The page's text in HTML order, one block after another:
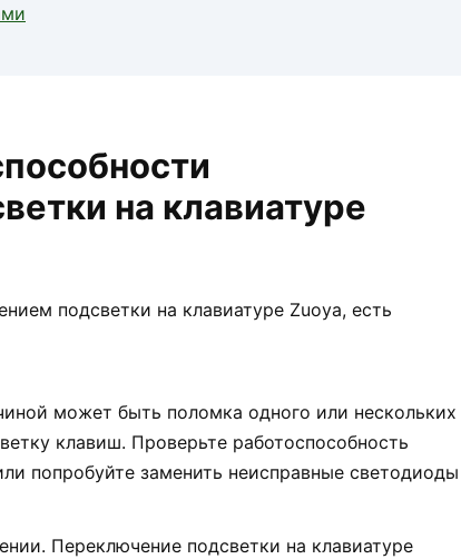
на клавиатуре
подсветки на клавиатуре Zuoya, есть
может быть поломка одного или нескольких
клавиш. Проверьте работоспособность
попробуйте заменить неисправные светодиоды
Переключение подсветки на клавиатуре